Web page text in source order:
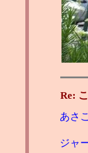
Re:
あさ
ジャ